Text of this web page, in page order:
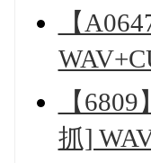
【
【
抓]